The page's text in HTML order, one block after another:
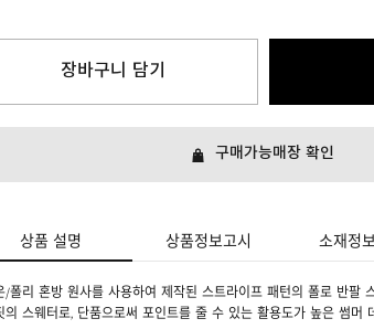
장바구니 담기
구매가능매장 확인
상품 설명 상품정보고시 소재정
/폴리 혼방 원사를 사용하여 제작된 스트라이프 패턴의 폴로 반팔
의 스웨터로, 단품으로써 포인트를 줄 수 있는 활용도가 높은 썸머